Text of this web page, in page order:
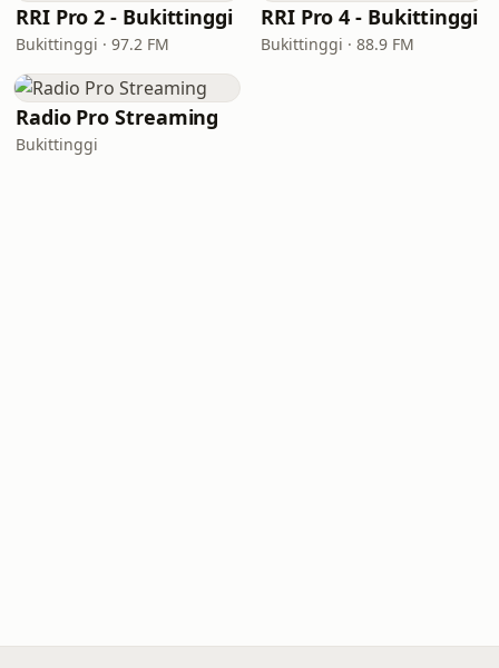
RRI Pro 2 - Bukittinggi
Bukittinggi · 97.2 FM
RRI Pro 4 - Bukittinggi
Bukittinggi · 88.9 FM
Radio Pro Streaming
Bukittinggi